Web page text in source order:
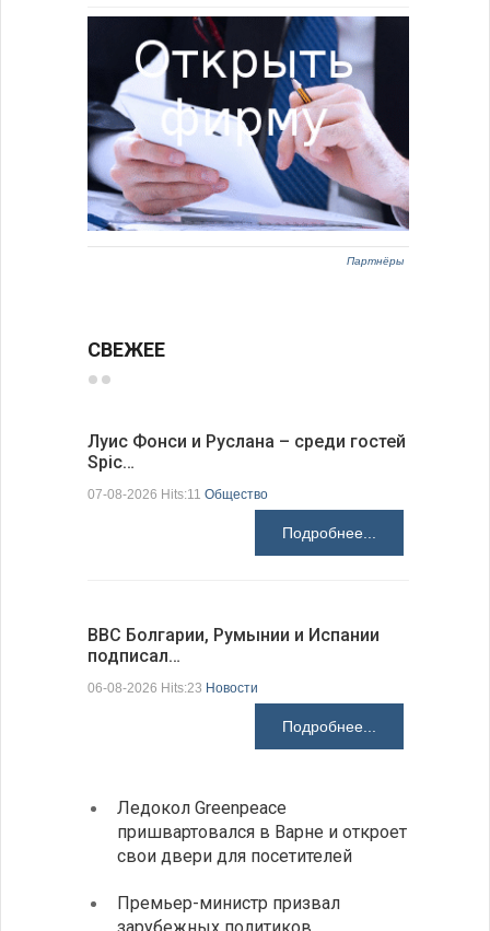
Партнёры
СВЕЖЕЕ
Луис Фонси и Руслана – среди гостей
Spic…
07-08-2026 Hits:11 Общество
Подробнее...
ВВС Болгарии, Румынии и Испании
подписал…
06-08-2026 Hits:23 Новости
Подробнее...
Ледокол Greenpeace
пришвартовался в Варне и откроет
свои двери для посетителей
Премьер-министр призвал